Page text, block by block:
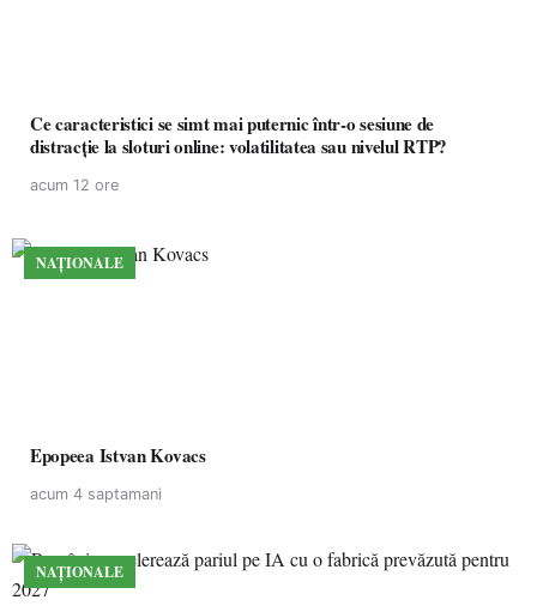
Ce caracteristici se simt mai puternic într-o sesiune de
distracție la sloturi online: volatilitatea sau nivelul RTP?
acum 12 ore
NAȚIONALE
Epopeea Istvan Kovacs
acum 4 saptamani
NAȚIONALE